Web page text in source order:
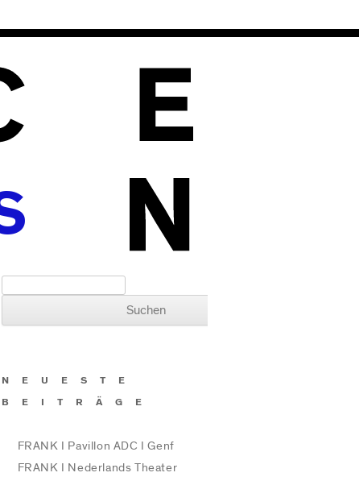
NEUESTE
BEITRÄGE
FRANK I Pavillon ADC I Genf
FRANK I Nederlands Theater